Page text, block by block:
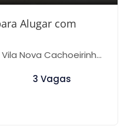
Alugar com
Cachoeirinha, São Paulo-SP
3 Vagas